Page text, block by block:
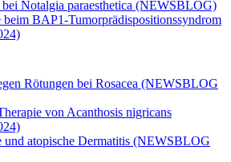
Notalgia paraesthetica (NEWSBLOG)
BAP1-Tumorprädispositionssyndrom
Rötungen bei Rosacea (NEWSBLOG
von Acanthosis nigricans
und atopische Dermatitis (NEWSBLOG